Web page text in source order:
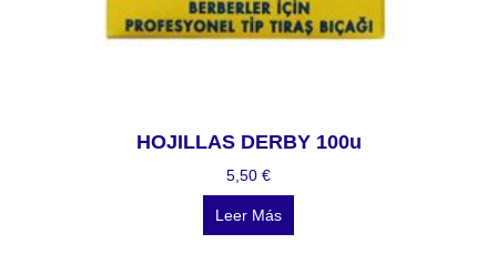
HOJILLAS DERBY 100u
5,50 €
Leer Más